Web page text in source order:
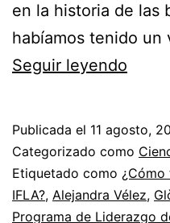
en la historia de las
habíamos tenido
Seguir leyendo
Mi
año
Publicada el 11 agosto,
Categorizado como
Etiquetado como ¿Cómo
IFLA?, Alejandra Vélez,
Programa de Liderazgo